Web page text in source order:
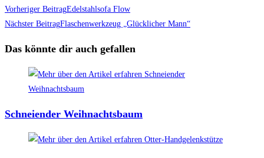
Weitere
Artikel
ansehen
Vorheriger BeitragEdelstahlsofa Flow
Nächster BeitragFlaschenwerkzeug „Glücklicher Mann“
Das könnte dir auch gefallen
Schneiender Weihnachtsbaum